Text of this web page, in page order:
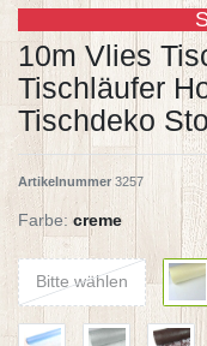
10m Vlies
Tischläufer
Tischdeko
Artikelnummer 3257
Farbe: creme
Bitte wählen